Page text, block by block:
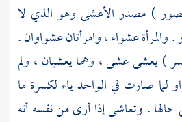
) مصدر الأعشى وهو الذي لا
. والمرأة عشواء ، وامرأتان عشواوان .
) يعشى عشى ، وهما يعشيان ، ولم
لما صارت في الواحد ياء لكسرة ما
حالها . وتعاشى إذا أرى من نفسه أنه